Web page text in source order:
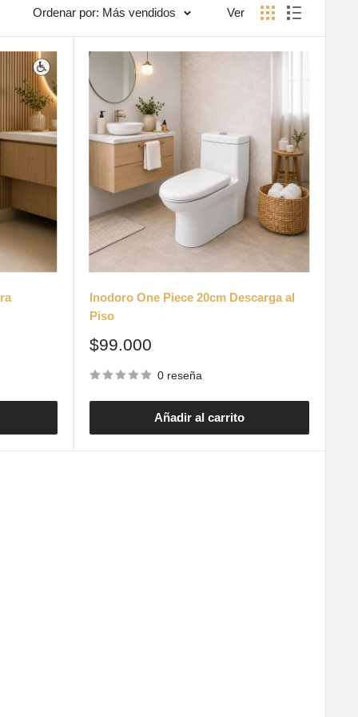
Ordenar por: Más vendidos Ver
Inodoro One Piece 20cm Descarga al
Piso
Precio
venta
$99.000
0 reseña
Añadir al carrito